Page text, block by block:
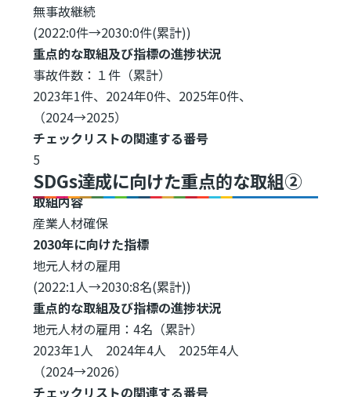
無事故継続
(2022:0件→2030:0件(累計))
重点的な取組及び指標の進捗状況
事故件数：１件（累計）
2023年1件、2024年0件、2025年0件、
（2024→2025）
チェックリストの関連する番号
5
SDGs達成に向けた重点的な取組②
取組内容
産業人材確保
2030年に向けた指標
地元人材の雇用
(2022:1人→2030:8名(累計))
重点的な取組及び指標の進捗状況
地元人材の雇用：4名（累計）
2023年1人 2024年4人 2025年4人
（2024→2026）
チェックリストの関連する番号